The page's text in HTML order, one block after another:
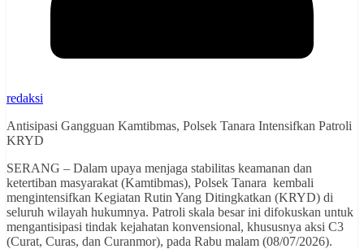
redaksi
Antisipasi Gangguan Kamtibmas, Polsek Tanara Intensifkan Patroli
KRYD
SERANG – Dalam upaya menjaga stabilitas keamanan dan
ketertiban masyarakat (Kamtibmas), Polsek Tanara kembali
mengintensifkan Kegiatan Rutin Yang Ditingkatkan (KRYD) di
seluruh wilayah hukumnya. Patroli skala besar ini difokuskan untuk
mengantisipasi tindak kejahatan konvensional, khususnya aksi C3
(Curat, Curas, dan Curanmor), pada Rabu malam (08/07/2026).